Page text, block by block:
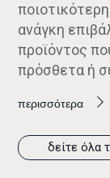
ανάγκη
προϊόντος
πρόσθετα ή
περισσότερα
δείτε όλα